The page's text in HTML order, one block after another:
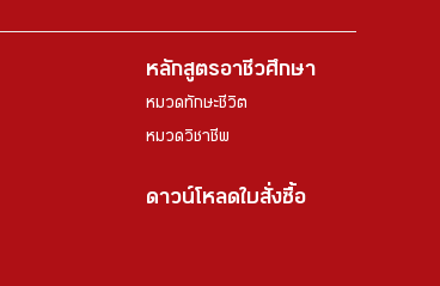
หลักสูตรอาชีวศึกษา
หมวดทักษะชีวิต
หมวดวิชาชีพ
ดาวน์โหลดใบสั่งซื้อ